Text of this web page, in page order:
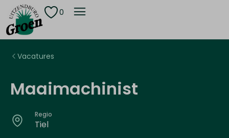
0
Vacatures
Maaimachinist
Regio
Tiel